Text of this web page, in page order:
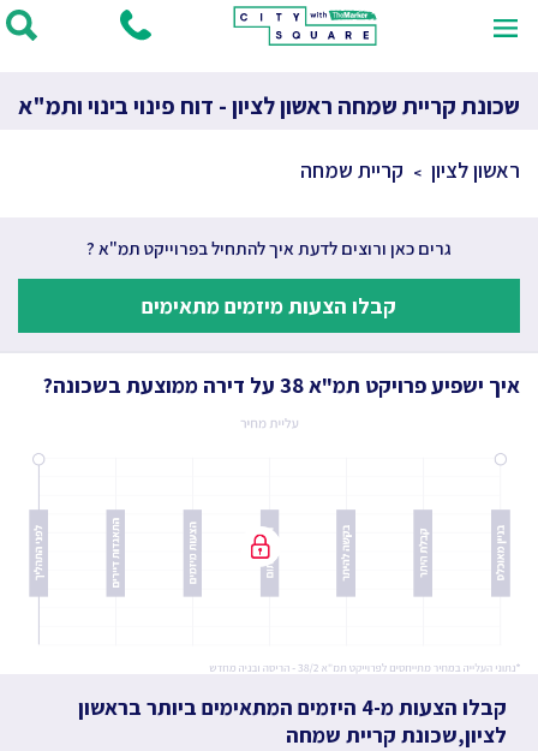
שכונת קריית שמחה ראשון לציון - דוח פינוי בינוי ותמ"א
ראשון לציון קריית שמחה
גרים כאן ורוצים לדעת איך להתחיל בפרוייקט תמ"א ?
קבלו הצעות מיזמים מתאימים
איך ישפיע פרויקט תמ"א 38 על דירה ממוצעת בשכונה?
קבלו הצעות מ-4 היזמים המתאימים ביותר
בראשון
לציון,שכונת קריית שמחה